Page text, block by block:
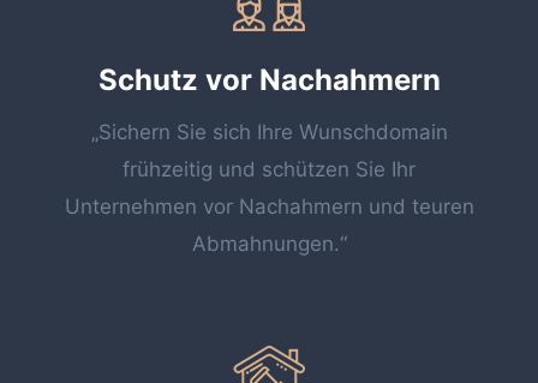
Schutz vor Nachahmern
„Sichern Sie sich Ihre Wunschdomain
frühzeitig und schützen Sie Ihr
Unternehmen vor Nachahmern und teuren
Abmahnungen.“